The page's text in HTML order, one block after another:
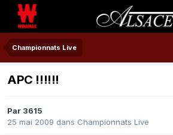
Championnats Live
APC !!!!!!
Par 3615
25 mai 2009 dans Championnats Live